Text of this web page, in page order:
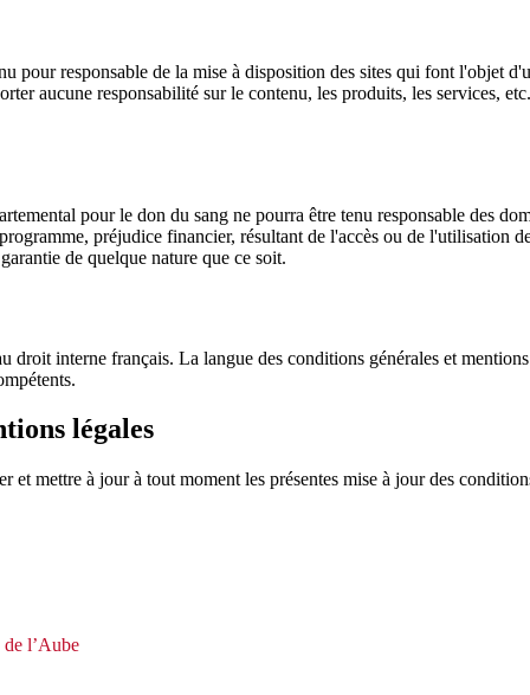
pour responsable de la mise à disposition des sites qui font l'objet
aucune responsabilité sur le contenu, les produits, les services,
pour le don du sang ne pourra être tenu responsable des
préjudice financier, résultant de l'accès ou de l'utilisation
de quelque nature que ce soit.
droit interne français. La langue des conditions générales et
légales
mettre à jour à tout moment les présentes mise à jour des
l’Aube